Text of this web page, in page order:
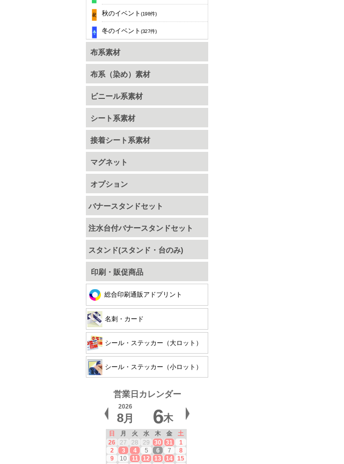
秋のイベント (198件)
冬のイベント (327件)
布系素材
布系（染め）素材
ビニール系素材
シート系素材
接着シート系素材
マグネット
オプション
バナースタンドセット
注水台付バナースタンドセット
スタンド(スタンド・台のみ)
印刷・販促商品
総合印刷通販アドプリント
名刺・カード
シール・ステッカー（大ロット）
シール・ステッカー（小ロット）
営業日カレンダー
2026
8月 6木
日 月 火 水 木 金
土
26
27 28 29 30 31
1
2
3 4 5 6 7
8
9
10 11 12 13 14
15